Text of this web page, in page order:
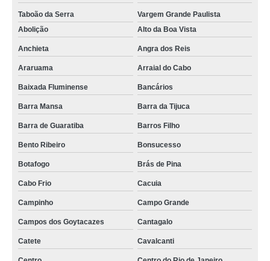
confinamento térmico para data center com porta automática preço Brooklin
confinamento térmico data center com teto retrátil preço Jardim São Paulo
onde tem confinamento corredor térmico para data center Santo André
confinamento contenção térmica para data center preço Vinhedo
onde tem confinamento térmico para data center com teto retrátil Vila
Pompeia
confinamento contenção térmica para data center preço Aclimação
venda de confinamento térmico para data center climatizado Vila Chica
Luíza
confinamento térmico data center com teto retrátil preço Água Santa
venda de confinamento contenção térmica para data center Jandira
onde tem confinamento térmico para data center climatizado Penha
Taboão da Serra
Vargem Grande Paulista
Abolição
Alto da Boa Vista
Anchieta Angra dos Reis
Araruama Arraial do Cabo
Baixada Fluminense Bancários
Barra Mansa Barra da Tijuca
Barra de Guaratiba Barros Filho
Bento Ribeiro Bonsucesso
Botafogo Brás de Pina
Cabo Frio Cacuia
Campinho Campo Grande
Campos dos Goytacazes Cantagalo
Catete Cavalcanti